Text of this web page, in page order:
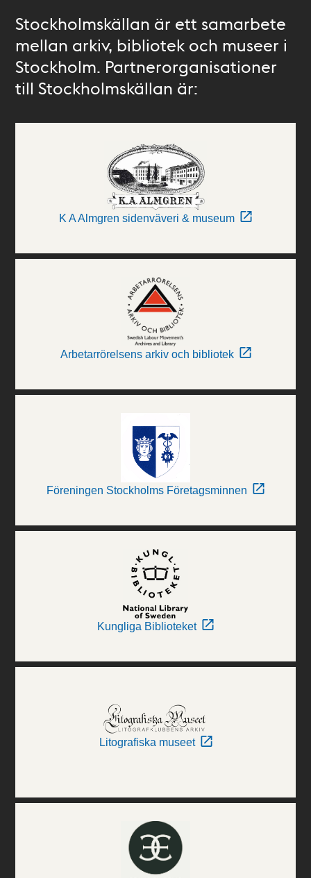
Stockholmskällan är ett samarbete
mellan arkiv, bibliotek och museer i
Stockholm. Partnerorganisationer
till Stockholmskällan är:
K A Almgren sidenväveri & museum
Arbetarrörelsens arkiv och bibliotek
Föreningen Stockholms Företagsminnen
Kungliga Biblioteket
Litografiska museet